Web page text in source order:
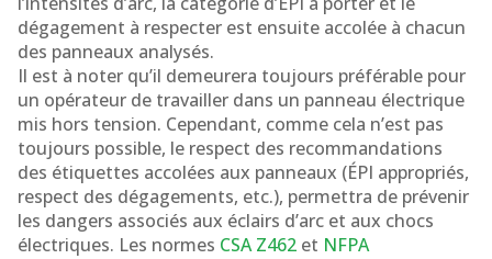
dégagement à respecter est ensuite accolée à chacun
des panneaux analysés.
Il est à noter qu’il demeurera toujours préférable pour
un opérateur de travailler dans un panneau électrique
mis hors tension. Cependant, comme cela n’est pas
toujours possible, le respect des recommandations
des étiquettes accolées aux panneaux (ÉPI appropriés,
respect des dégagements, etc.), permettra de prévenir
les dangers associés aux éclairs d’arc et aux chocs
électriques. Les normes CSA Z462 et NFPA